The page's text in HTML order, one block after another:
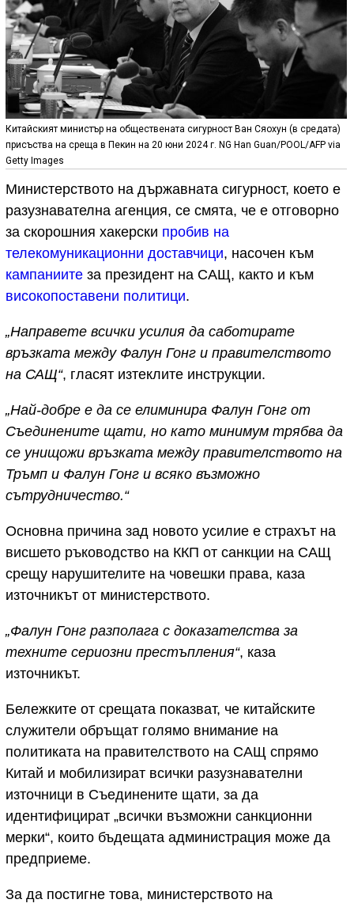
Китайският министър на обществената сигурност Ван Сяохун (в средата)
присъства на среща в Пекин на 20 юни 2024 г. NG Han Guan/POOL/AFP via
Getty Images
Министерството на държавната сигурност, което е
разузнавателна агенция, се смята, че е отговорно
за скорошния хакерски пробив на
телекомуникационни доставчици, насочен към
кампаниите за президент на САЩ, както и към
високопоставени политици.
„Направете всички усилия да саботирате
връзката между Фалун Гонг и правителството
на САЩ“, гласят изтеклите инструкции.
„Най-добре е да се елиминира Фалун Гонг от
Съединените щати, но като минимум трябва да
се унищожи връзката между правителството на
Тръмп и Фалун Гонг и всяко възможно
сътрудничество.“
Основна причина зад новото усилие е страхът на
висшето ръководство на ККП от санкции на САЩ
срещу нарушителите на човешки права, каза
източникът от министерството.
„Фалун Гонг разполага с доказателства за
техните сериозни престъпления“, каза
източникът.
Бележките от срещата показват, че китайските
служители обръщат голямо внимание на
политиката на правителството на САЩ спрямо
Китай и мобилизират всички разузнавателни
източници в Съединените щати, за да
идентифицират „всички възможни санкционни
мерки“, които бъдещата администрация може да
предприеме.
За да постигне това, министерството на